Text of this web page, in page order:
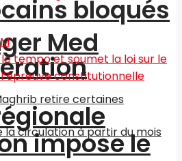
bloqués
Med
impose le